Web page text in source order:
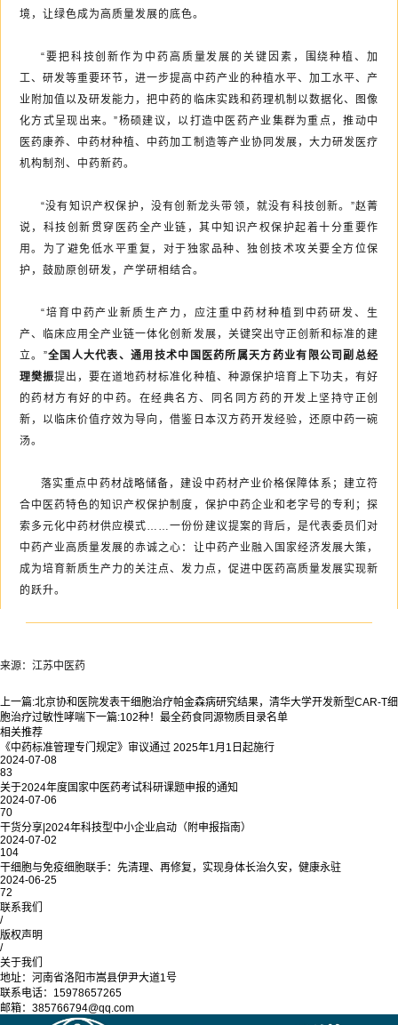
境，让绿色成为高质量发展的底色。
“要把科技创新作为中药高质量发展的关键因素，围绕种植、加
工、研发等重要环节，进一步提高中药产业的种植水平、加工水平、产
业附加值以及研发能力，把中药的临床实践和药理机制以数据化、图像
化方式呈现出来。”杨硕建议，以打造中医药产业集群为重点，推动中
医药康养、中药材种植、中药加工制造等产业协同发展，大力研发医疗
机构制剂、中药新药。
“没有知识产权保护，没有创新龙头带领，就没有科技创新。”赵菁
说，科技创新贯穿医药全产业链，其中知识产权保护起着十分重要作
用。为了避免低水平重复，对于独家品种、独创技术攻关要全方位保
护，鼓励原创研发，产学研相结合。
“培育中药产业新质生产力，应注重中药材种植到中药研发、生
产、临床应用全产业链一体化创新发展，关键突出守正创新和标准的建
立。”全国人大代表、通用技术中国医药所属天方药业有限公司副总经
理樊振提出，要在道地药材标准化种植、种源保护培育上下功夫，有好
的药材方有好的中药。在经典名方、同名同方药的开发上坚持守正创
新，以临床价值疗效为导向，借鉴日本汉方药开发经验，还原中药一碗
汤。
落实重点中药材战略储备，建设中药材产业价格保障体系；建立符
合中医药特色的知识产权保护制度，保护中药企业和老字号的专利；探
索多元化中药材供应模式……一份份建议提案的背后，是代表委员们对
中药产业高质量发展的赤诚之心：让中药产业融入国家经济发展大策，
成为培育新质生产力的关注点、发力点，促进中医药高质量发展实现新
的跃升。
来源：江苏中医药
上一篇:北京协和医院发表干细胞治疗帕金森病研究结果，清华大学开发新型CAR-T细
胞治疗过敏性哮喘下一篇:102种！最全药食同源物质目录名单
相关推荐
《中药标准管理专门规定》审议通过 2025年1月1日起施行
2024-07-08
83
关于2024年度国家中医药考试科研课题申报的通知
2024-07-06
70
干货分享|2024年科技型中小企业启动（附申报指南）
2024-07-02
104
干细胞与免疫细胞联手：先清理、再修复，实现身体长治久安，健康永驻
2024-06-25
72
联系我们
/
版权声明
/
关于我们
地址：河南省洛阳市嵩县伊尹大道1号
联系电话：15978657265
邮箱：385766794@qq.com